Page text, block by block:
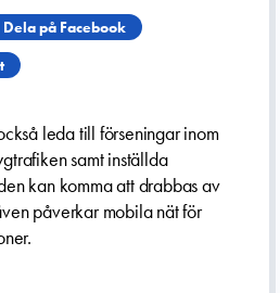
Dela på Facebook
leda till förseningar inom
samt inställda
kan komma att drabbas av
påverkar mobila nät för